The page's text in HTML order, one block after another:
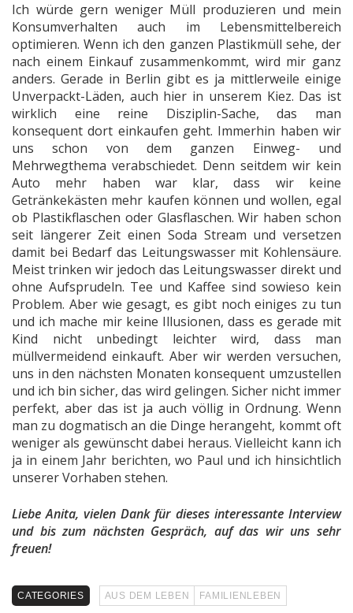
Ich würde gern weniger Müll produzieren und mein
Konsumverhalten auch im Lebensmittelbereich
optimieren. Wenn ich den ganzen Plastikmüll sehe, der
nach einem Einkauf zusammenkommt, wird mir ganz
anders. Gerade in Berlin gibt es ja mittlerweile einige
Unverpackt-Läden, auch hier in unserem Kiez. Das ist
wirklich eine reine Disziplin-Sache, das man
konsequent dort einkaufen geht. Immerhin haben wir
uns schon von dem ganzen Einweg- und
Mehrwegthema verabschiedet. Denn seitdem wir kein
Auto mehr haben war klar, dass wir keine
Getränkekästen mehr kaufen können und wollen, egal
ob Plastikflaschen oder Glasflaschen. Wir haben schon
seit längerer Zeit einen Soda Stream und versetzen
damit bei Bedarf das Leitungswasser mit Kohlensäure.
Meist trinken wir jedoch das Leitungswasser direkt und
ohne Aufsprudeln. Tee und Kaffee sind sowieso kein
Problem. Aber wie gesagt, es gibt noch einiges zu tun
und ich mache mir keine Illusionen, dass es gerade mit
Kind nicht unbedingt leichter wird, dass man
müllvermeidend einkauft. Aber wir werden versuchen,
uns in den nächsten Monaten konsequent umzustellen
und ich bin sicher, das wird gelingen. Sicher nicht immer
perfekt, aber das ist ja auch völlig in Ordnung. Wenn
man zu dogmatisch an die Dinge herangeht, kommt oft
weniger als gewünscht dabei heraus. Vielleicht kann ich
ja in einem Jahr berichten, wo Paul und ich hinsichtlich
unserer Vorhaben stehen.
Liebe Anita, vielen Dank für dieses interessante Interview
und bis zum nächsten Gespräch, auf das wir uns sehr
freuen!
CATEGORIES AUS DEM LEBEN FAMILIENLEBEN